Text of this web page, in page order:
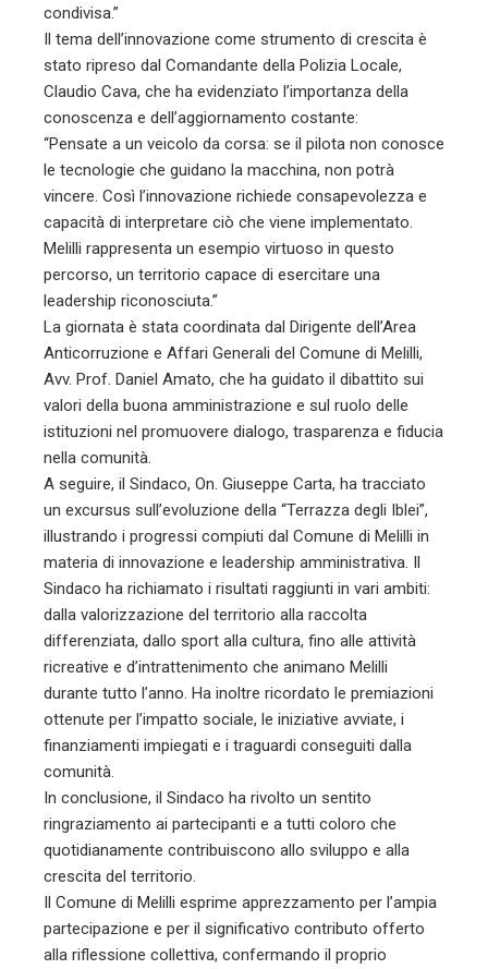
condivisa.”
Il tema dell’innovazione come strumento di crescita è
stato ripreso dal Comandante della Polizia Locale,
Claudio Cava, che ha evidenziato l’importanza della
conoscenza e dell’aggiornamento costante:
“Pensate a un veicolo da corsa: se il pilota non conosce
le tecnologie che guidano la macchina, non potrà
vincere. Così l’innovazione richiede consapevolezza e
capacità di interpretare ciò che viene implementato.
Melilli rappresenta un esempio virtuoso in questo
percorso, un territorio capace di esercitare una
leadership riconosciuta.”
La giornata è stata coordinata dal Dirigente dell’Area
Anticorruzione e Affari Generali del Comune di Melilli,
Avv. Prof. Daniel Amato, che ha guidato il dibattito sui
valori della buona amministrazione e sul ruolo delle
istituzioni nel promuovere dialogo, trasparenza e fiducia
nella comunità.
A seguire, il Sindaco, On. Giuseppe Carta, ha tracciato
un excursus sull’evoluzione della “Terrazza degli Iblei”,
illustrando i progressi compiuti dal Comune di Melilli in
materia di innovazione e leadership amministrativa. Il
Sindaco ha richiamato i risultati raggiunti in vari ambiti:
dalla valorizzazione del territorio alla raccolta
differenziata, dallo sport alla cultura, fino alle attività
ricreative e d’intrattenimento che animano Melilli
durante tutto l’anno. Ha inoltre ricordato le premiazioni
ottenute per l’impatto sociale, le iniziative avviate, i
finanziamenti impiegati e i traguardi conseguiti dalla
comunità.
In conclusione, il Sindaco ha rivolto un sentito
ringraziamento ai partecipanti e a tutti coloro che
quotidianamente contribuiscono allo sviluppo e alla
crescita del territorio.
Il Comune di Melilli esprime apprezzamento per l’ampia
partecipazione e per il significativo contributo offerto
alla riflessione collettiva, confermando il proprio